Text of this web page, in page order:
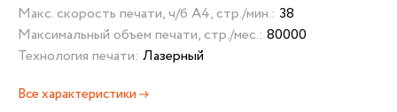
Макс. скорость печати, ч/б А4, стр./мин.: 38
Максимальный объем печати, стр./мес.: 80000
Технология печати: Лазерный
Все характеристики